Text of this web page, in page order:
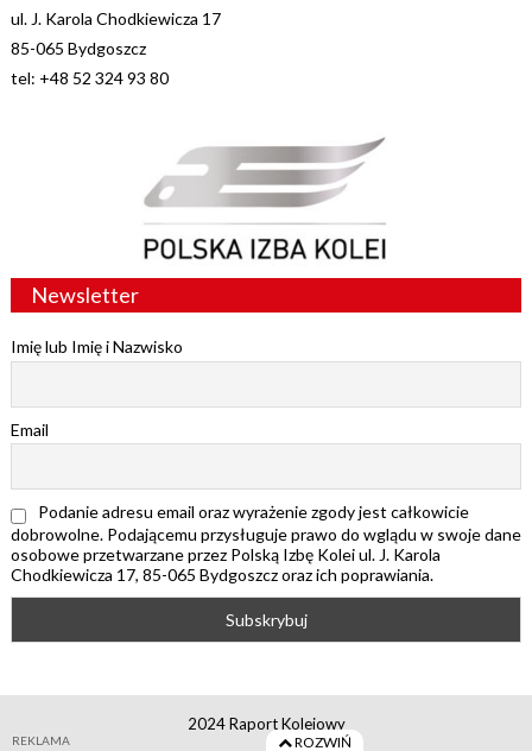
REKLAMA ROZWIŃ
ul. J. Karola Chodkiewicza 17
85-065 Bydgoszcz
tel: +48 52 324 93 80
Newsletter
Imię lub Imię i Nazwisko
Email
Podanie adresu email oraz wyrażenie zgody jest całkowicie
dobrowolne. Podającemu przysługuje prawo do wglądu w swoje dane
osobowe przetwarzane przez Polską Izbę Kolei ul. J. Karola
Chodkiewicza 17, 85-065 Bydgoszcz oraz ich poprawiania.
2024 Raport Kolejowy